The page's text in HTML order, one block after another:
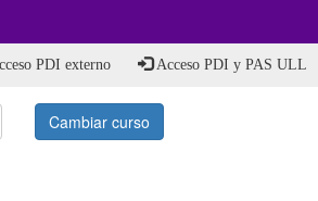
PDI externo Acceso PDI y PAS ULL
Cambiar curso